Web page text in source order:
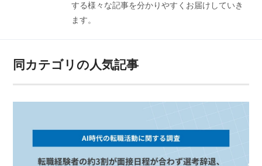
する様々な記事を分かりやすくお届けしていき
ます。
同カテゴリの人気記事